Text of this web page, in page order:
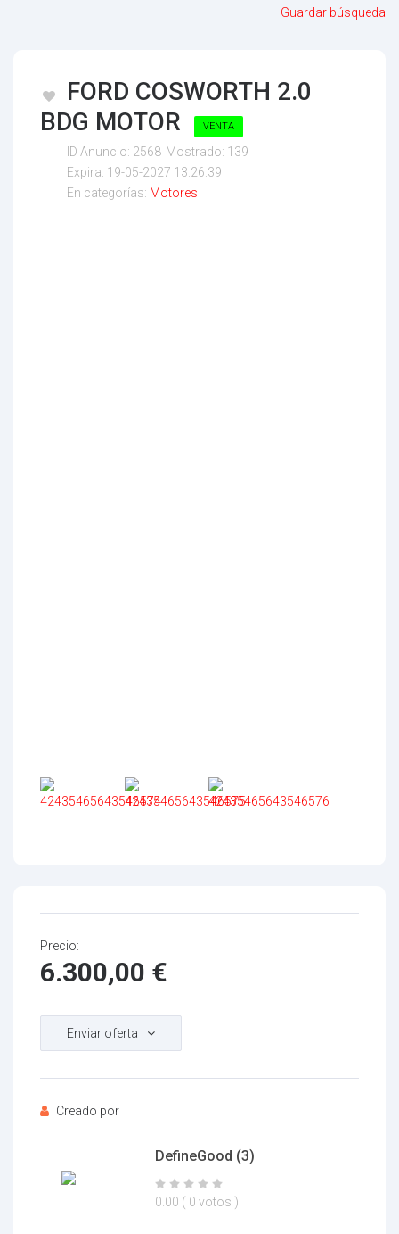
Guardar búsqueda
FORD COSWORTH 2.0
BDG MOTOR
VENTA
ID Anuncio: 2568 Mostrado: 139
Expira: 19-05-2027 13:26:39
En categorías: Motores
Precio:
6.300,00 €
Enviar oferta
Creado por
DefineGood (3)
0.00 ( 0 votos )
Su nombre